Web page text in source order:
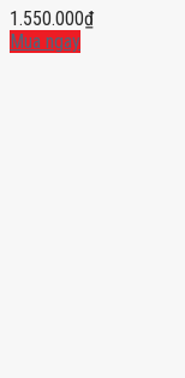
1.550.000₫
Mua ngay